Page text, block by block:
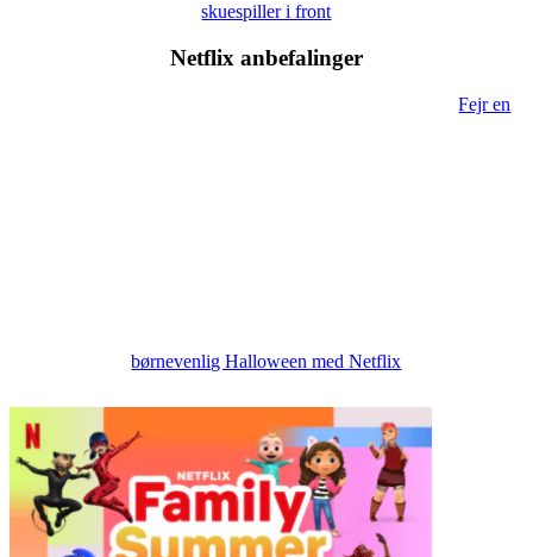
skuespiller i front
Netflix anbefalinger
Fejr en
børnevenlig Halloween med Netflix